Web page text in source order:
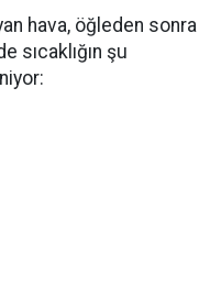
hava, öğleden sonra
sıcaklığın şu